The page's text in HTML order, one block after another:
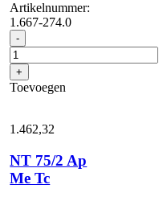
Artikelnummer:
1.667-274.0
- NT
70/3
Me
Tc
aantal
+
Toevoegen
1.462,32
NT 75/2 Ap
Me Tc